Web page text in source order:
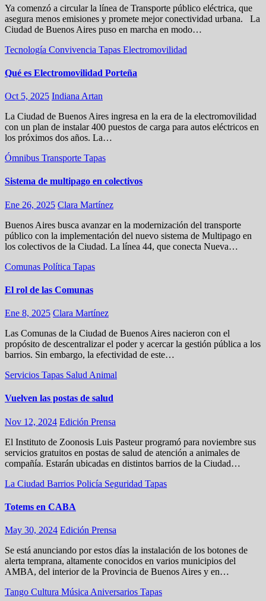
Ya comenzó a circular la línea de Transporte público eléctrica, que
asegura menos emisiones y promete mejor conectividad urbana. La
Ciudad de Buenos Aires puso en marcha en modo…
Tecnología Convivencia Tapas Electromovilidad
Qué es Electromovilidad Porteña
Oct 5, 2025 Indiana Artan
La Ciudad de Buenos Aires ingresa en la era de la electromovilidad
con un plan de instalar 400 puestos de carga para autos eléctricos en
los próximos dos años. La…
Ómnibus Transporte Tapas
Sistema de multipago en colectivos
Ene 26, 2025 Clara Martínez
Buenos Aires busca avanzar en la modernización del transporte
público con la implementación del nuevo sistema de Multipago en
los colectivos de la Ciudad. La línea 44, que conecta Nueva…
Comunas Política Tapas
El rol de las Comunas
Ene 8, 2025 Clara Martínez
Las Comunas de la Ciudad de Buenos Aires nacieron con el
propósito de descentralizar el poder y acercar la gestión pública a los
barrios. Sin embargo, la efectividad de este…
Servicios Tapas Salud Animal
Vuelven las postas de salud
Nov 12, 2024 Edición Prensa
El Instituto de Zoonosis Luis Pasteur programó para noviembre sus
servicios gratuitos en postas de salud de atención a animales de
compañía. Estarán ubicadas en distintos barrios de la Ciudad…
La Ciudad Barrios Policía Seguridad Tapas
Totems en CABA
May 30, 2024 Edición Prensa
Se está anunciando por estos días la instalación de los botones de
alerta temprana, altamente conocidos en varios municipios del
AMBA, del interior de la Provincia de Buenos Aires y en…
Tango Cultura Música Aniversarios Tapas